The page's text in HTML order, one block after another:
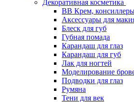
Декоративная косметика
BB Крем,
Аксессуары для
Блеск для губ
Губная помада
Карандаш для глаз
Карандаш для губ
Лак для ногтей
Моделирование
Подводки для глаз
Румяна
Тени для век